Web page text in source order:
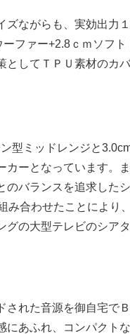
ながらも、実効出力
ファー+2.8ｃｍソフ
してＴＰＵ素材のカ
型ミッドレンジと
ーとなっています。
バランスを追求した
み合わせたことにより
の大型テレビのシア
れた音源を御自宅で
あふれ、コンパクト